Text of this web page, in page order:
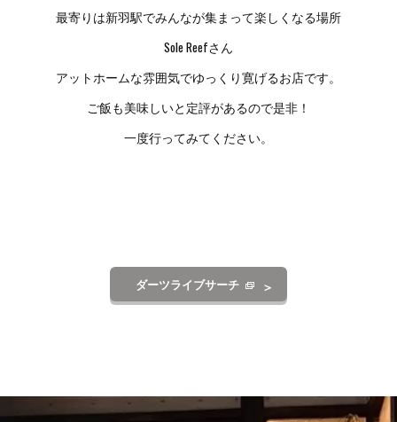
最寄りは新羽駅でみんなが集まって楽しくなる場所
Sole Reefさん
アットホームな雰囲気でゆっくり寛げるお店です。
ご飯も美味しいと定評があるので是非！
一度行ってみてください。
ダーツライブサーチ